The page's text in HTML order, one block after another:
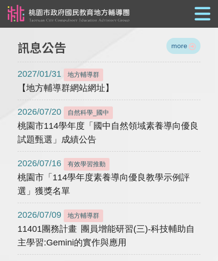
訊息公告 more
2027/01/31 地方輔導群
【地方輔導群網站網址】
2026/07/20 自然科學_國中
桃園市114學年度「國中自然領域素養導向優良
試題甄選」成績公告
2026/07/16 有效學習推動
桃園市「114學年度素養導向優良教學示例評
選」獲獎名單
2026/07/09 地方輔導群
11401團務計畫 團員增能研習(三)-科技輔助自
主學習:Gemini的實作與應用